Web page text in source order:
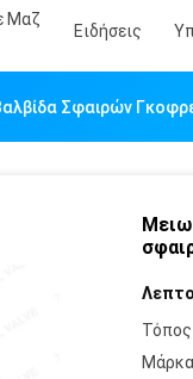
Μαζ
Ειδήσεις
Σφαιρών